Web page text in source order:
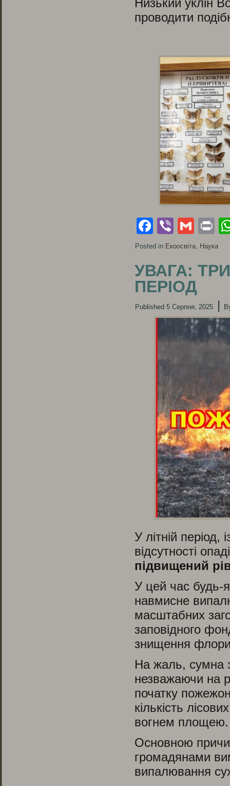
проводити
Facebook
Viber
Posted in Екоосвіта Наука
УВАГА:
ПЕРІОД
Published 5 Серпня, 2025 |
У літній
відсутності
підвищений
У цей час будь-
навмисне
масштабних
заповідного
знищення
На жаль, сумна
незважаючи на
початку
кількість
вогнем площею.
Основною
громадянами
випалювання